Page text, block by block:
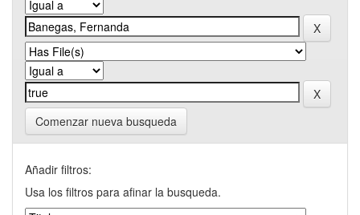
Comenzar nueva busqueda
Añadir filtros:
Usa los filtros para afinar la busqueda.